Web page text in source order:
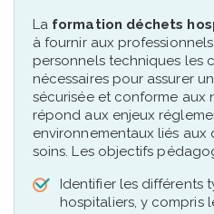
La formation déchets
à fournir aux
personnels techniques les
nécessaires pour assurer
sécurisée et conforme aux
répond aux enjeux
environnementaux liés aux
soins. Les objectifs
Identifier les différents
hospitaliers, y compris